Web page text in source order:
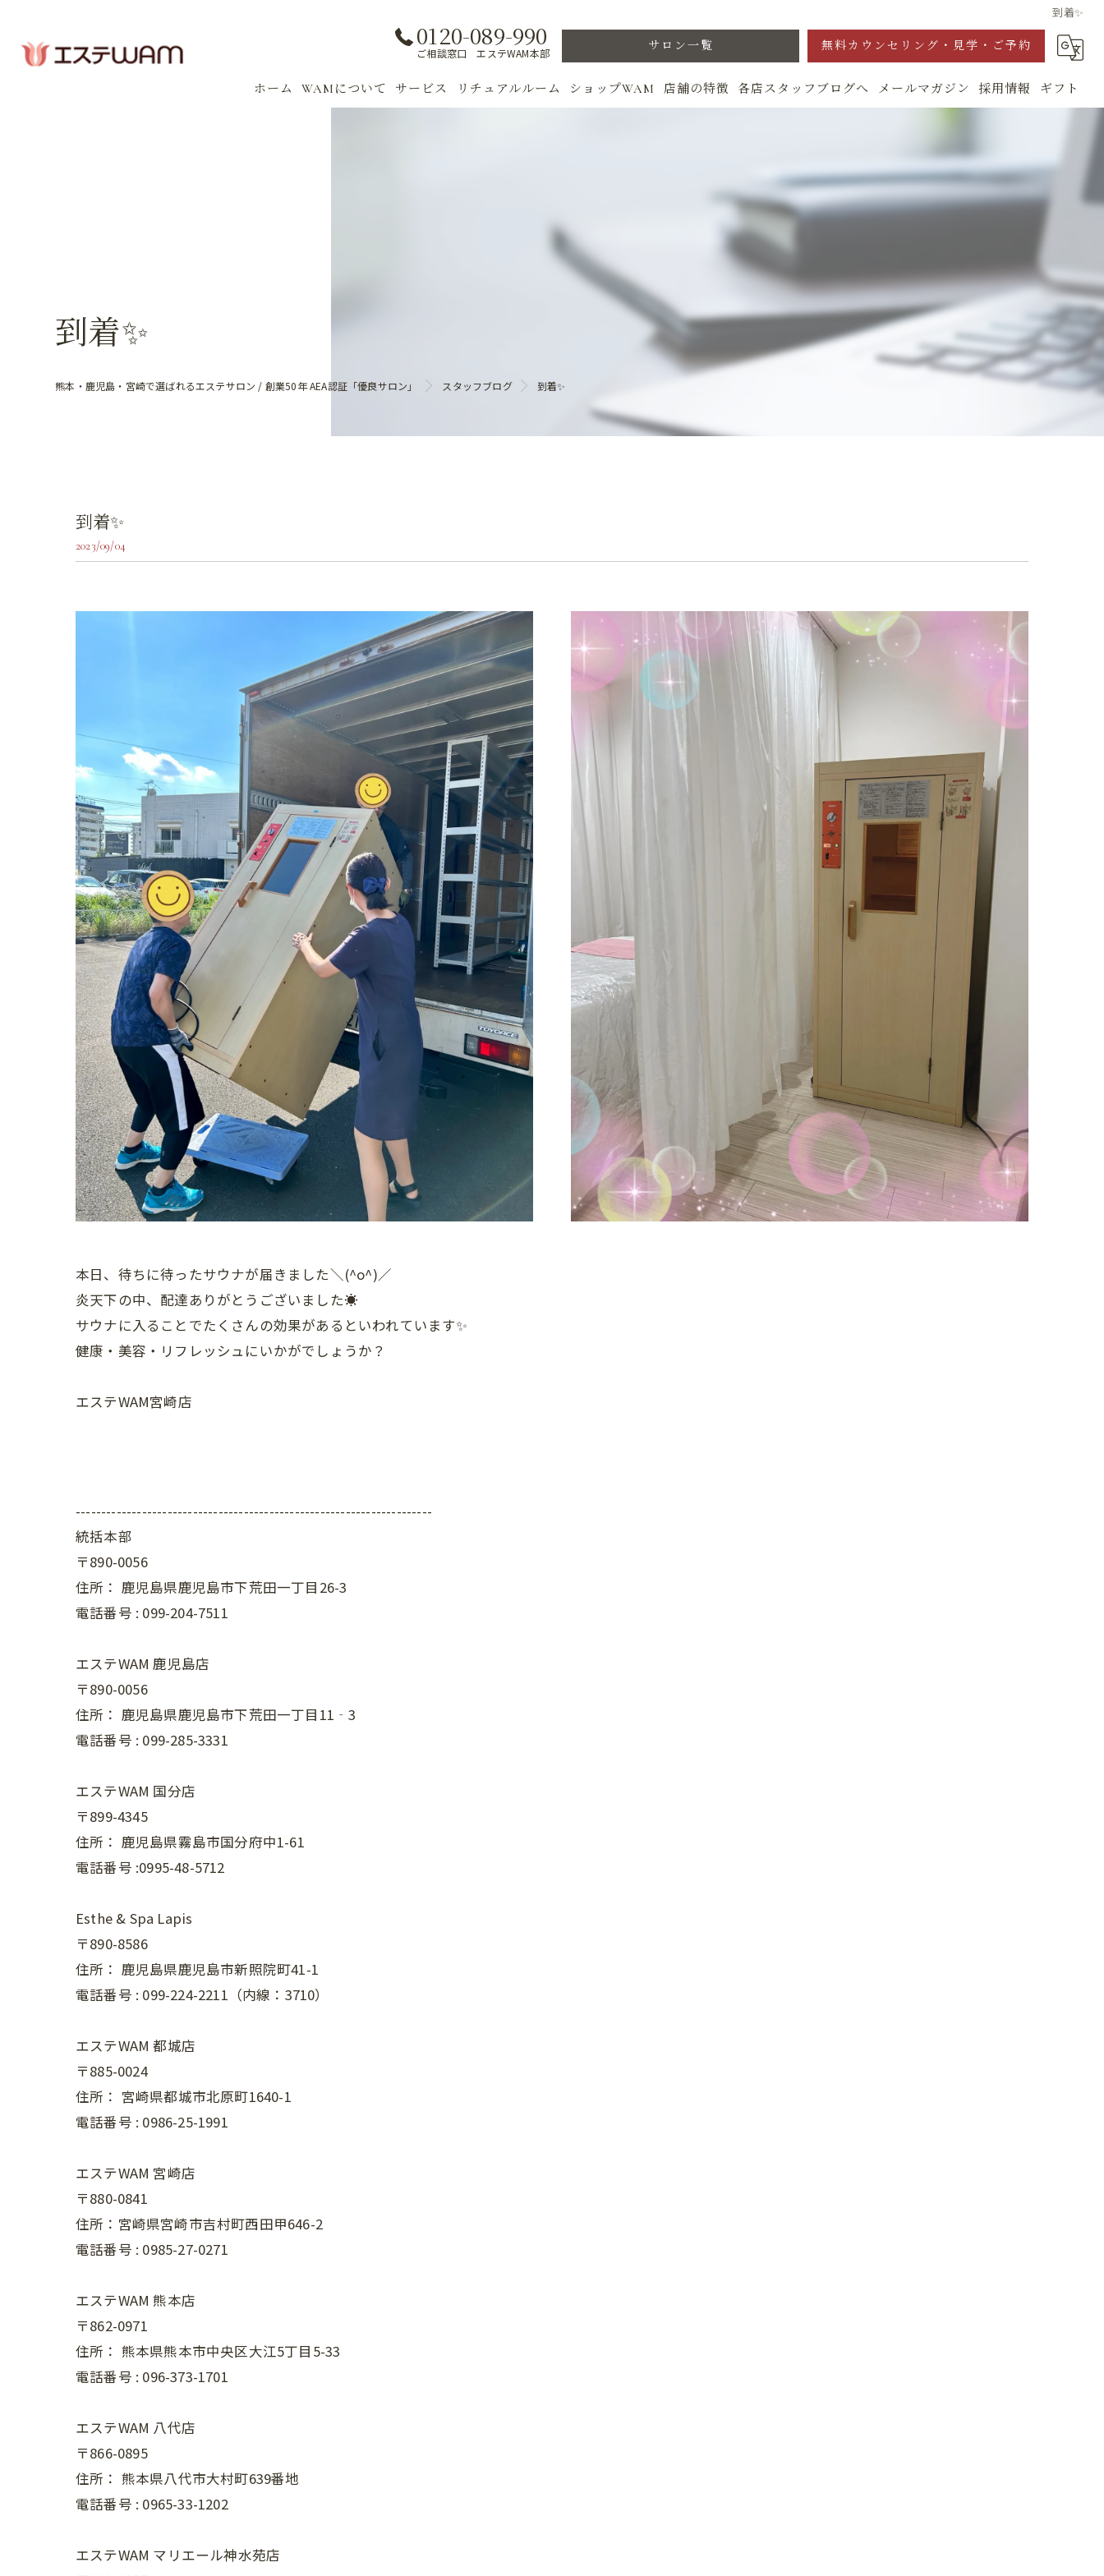
到着✨
0120-089-990
ご相談窓口 エステWAM本部
サロン一覧 無料カウンセリング・見学・ご予約
ホーム WAMについて サービス リチュアルルーム ショップWAM 店舗の特徴
スキンケア
各店スタッフブログへ メールマガジン 採用情報 ギフト
到着✨
熊本・鹿児島・宮崎で選ばれるエステサロン / 創業50年 AEA認証「優良サロン」 スタッフブログ 到着✨
到着✨
2023/09/04
本日、待ちに待ったサウナが届きました＼(^o^)／
炎天下の中、配達ありがとうございました☀
サウナに入ることでたくさんの効果があるといわれています✨
健康・美容・リフレッシュにいかがでしょうか？
エステWAM宮崎店
----------------------------------------------------------------------
統括本部
〒890-0056
住所： 鹿児島県鹿児島市下荒田一丁目26-3
電話番号 : 099-204-7511
エステWAM 鹿児島店
〒890-0056
住所： 鹿児島県鹿児島市下荒田一丁目11‐3
電話番号 : 099-285-3331
エステWAM 国分店
〒899-4345
住所： 鹿児島県霧島市国分府中1-61
電話番号 :0995-48-5712
Esthe & Spa Lapis
〒890-8586
住所： 鹿児島県鹿児島市新照院町41-1
電話番号 : 099-224-2211（内線：3710）
エステWAM 都城店
〒885-0024
住所： 宮崎県都城市北原町1640-1
電話番号 : 0986-25-1991
エステWAM 宮崎店
〒880-0841
住所：宮崎県宮崎市吉村町西田甲646-2
電話番号 : 0985-27-0271
エステWAM 熊本店
〒862-0971
住所： 熊本県熊本市中央区大江5丁目5-33
電話番号 : 096-373-1701
エステWAM 八代店
〒866-0895
住所： 熊本県八代市大村町639番地
電話番号 : 0965-33-1202
エステWAM マリエール神水苑店